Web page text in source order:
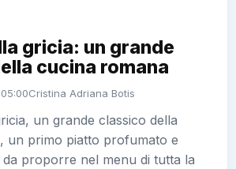
gricia: un grande
cucina romana
Cristina Adriana Botis
un grande classico della
un primo piatto profumato e
da proporre nel menu di tutta la